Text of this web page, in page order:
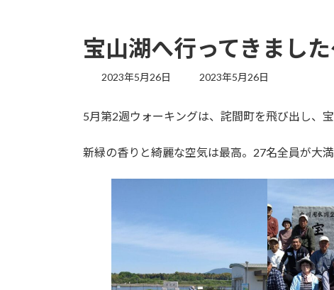
宝山湖へ行ってきまし
2023年5月26日
最
新
時
:
2023年5月26日
5月第2週ウォーキングは、詫間町を飛び出し、宝
新緑の香りと綺麗な空気は最高。27名全員が大満